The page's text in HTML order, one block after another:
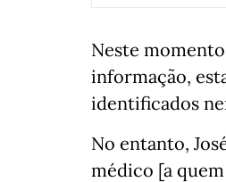
Neste
informação,
identificados
No entanto,
médico [a